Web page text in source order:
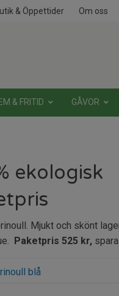
& Öppettider Om oss
& FRITID GÅVOR
ekologisk
Mjukt och skönt
Paketpris 525 kr,
blå